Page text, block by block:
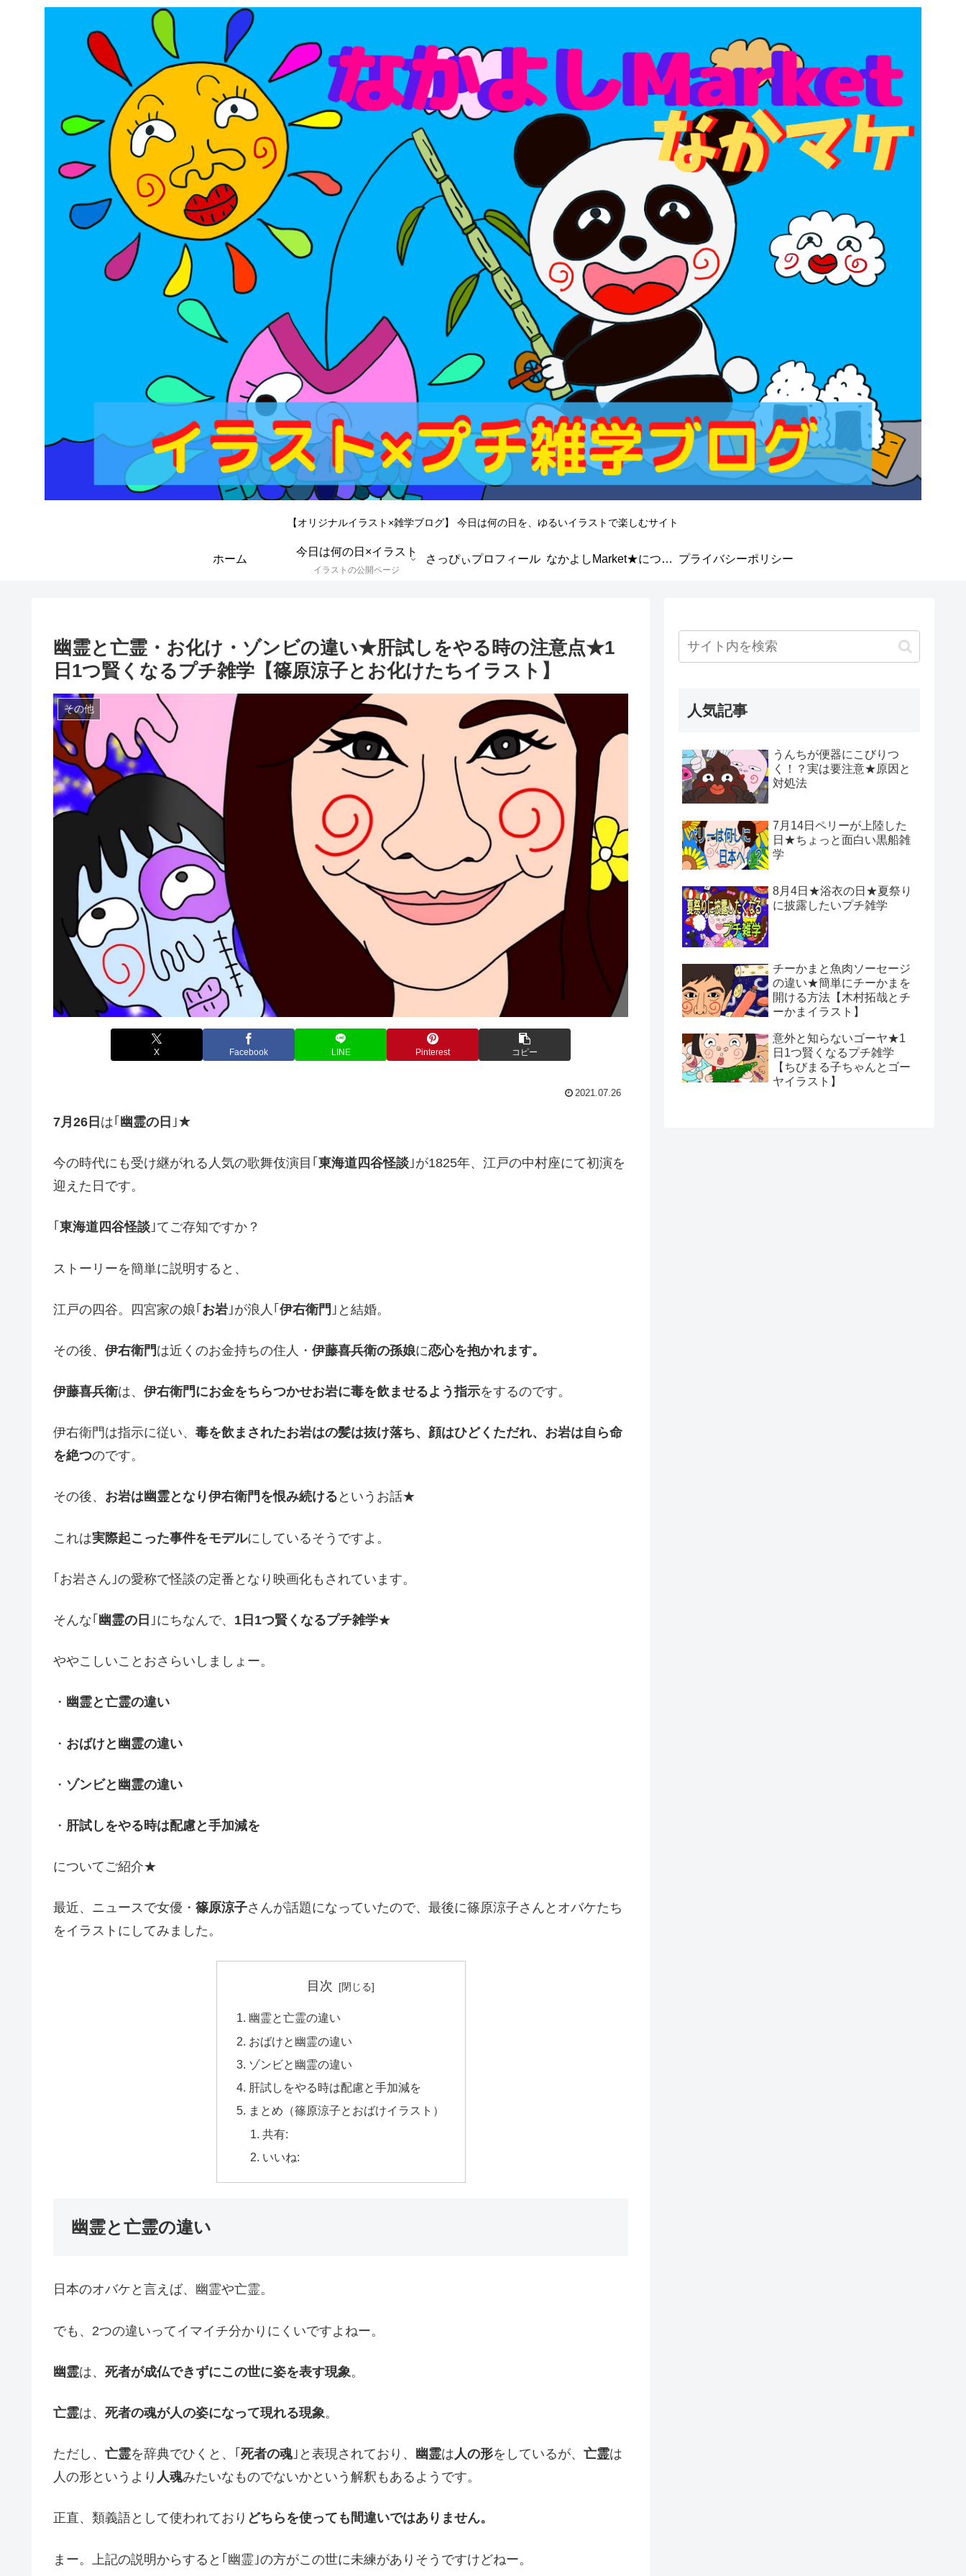
【オリジナルイラスト×雑学ブログ】 今日は何の日を、ゆるいイラストで楽しむサイト
ホーム
今日は何の日×イラスト
イラストの公開ページ
さっぴぃプロフィール なかよしMarket★について プライバシーポリシー
幽霊と亡霊・お化け・ゾンビの違い★肝試しをやる時の注意点★1
日1つ賢くなるプチ雑学【篠原涼子とお化けたちイラスト】
その他
X Facebook LINE Pinterest コピー
2021.07.26
7月26日 は｢ 幽霊の日 ｣★
今の時代にも受け継がれる人気の歌舞伎演目｢ 東海道四谷怪談 ｣が1825年、江戸の中村座にて初演を
迎えた日です。
｢ 東海道四谷怪談 ｣てご存知ですか？
ストーリーを簡単に説明すると、
江戸の四谷。四宮家の娘｢ お岩 ｣が浪人｢ 伊右衛門 ｣と結婚。
その後、 伊右衛門 は近くのお金持ちの住人・ 伊藤喜兵衛の孫娘に恋心を抱かれます。
伊藤喜兵衛は、 伊右衛門にお金をちらつかせお岩に毒を飲ませるよう指示をするのです。
伊右衛門は指示に従い、 毒を飲まされたお岩はの髪は抜け落ち、顔はひどくただれ、お岩は自ら命
を絶つのです。
その後、 お岩は幽霊となり伊右衛門を恨み続ける というお話★
これは実際起こった事件をモデルにしているそうですよ。
｢お岩さん｣の愛称で怪談の定番となり映画化もされています。
そんな｢ 幽霊の日 ｣にちなんで、 1日1つ賢くなるプチ雑学★
ややこしいことおさらいしましょー。
・ 幽霊と亡霊の違い
・ おばけと幽霊の違い
・ ゾンビと幽霊の違い
・ 肝試しをやる時は配慮と手加減を
についてご紹介★
最近、ニュースで女優・ 篠原涼子さんが話題になっていたので、最後に篠原涼子さんとオバケたち
をイラストにしてみました。
目次
幽霊と亡霊の違い
おばけと幽霊の違い
ゾンビと幽霊の違い
肝試しをやる時は配慮と手加減を
まとめ（篠原涼子とおばけイラスト）
共有:
いいね:
幽霊と亡霊の違い
日本のオバケと言えば、幽霊や亡霊。
でも、2つの違いってイマイチ分かりにくいですよねー。
幽霊は、 死者が成仏できずにこの世に姿を表す現象 。
亡霊は、 死者の魂が人の姿になって現れる現象 。
ただし、 亡霊を辞典でひくと、｢ 死者の魂｣と表現されており、 幽霊は人の形をしているが、 亡霊は
人の形というより 人魂みたいなものでないかという解釈もあるようです。
正直、類義語として使われており どちらを使っても間違いではありません。
まー。上記の説明からすると｢幽霊｣の方がこの世に未練がありそうですけどねー。
人気記事
うんちが便器にこびりつ
く！？実は要注意★原因と
対処法
7月14日ペリーが上陸した
日★ちょっと面白い黒船雑
学
8月4日★浴衣の日★夏祭り
に披露したいプチ雑学
チーかまと魚肉ソーセージ
の違い★簡単にチーかまを
開ける方法【木村拓哉とチ
ーかまイラスト】
意外と知らないゴーヤ★1
日1つ賢くなるプチ雑学
【ちびまる子ちゃんとゴー
ヤイラスト】